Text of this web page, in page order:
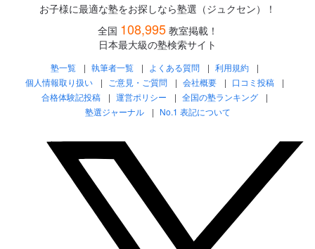
お子様に最適な塾をお探しなら塾選（ジュクセン）！
全国 108,995 教室掲載！
日本最大級の塾検索サイト
塾一覧 執筆者一覧 よくある質問
利用規約
個人情報取り扱い
ご意見・ご質問 会社概要
口コミ投稿
合格体験記投稿
運営ポリシー
全国の塾ランキング
塾選ジャーナル
No.1 表記について